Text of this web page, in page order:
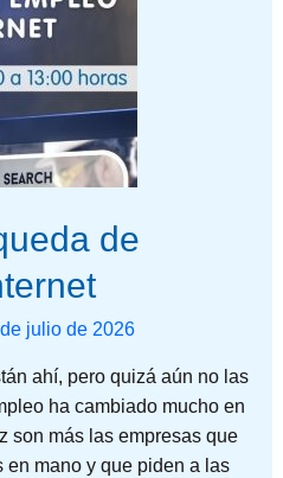
de
julio de 2026
ahí, pero quizá aún no las
ha cambiado mucho en
son más las empresas que
mano y que piden a las